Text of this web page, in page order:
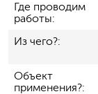
Где проводим
работы
Из чего?
Объект
применения?